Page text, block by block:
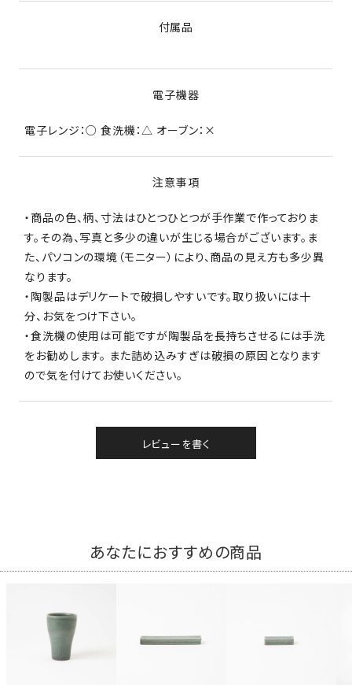
付属品
電子機器
電子レンジ：○ 食洗機：△ オーブン：×
注意事項
・商品の色、柄、寸法はひとつひとつが手作業で作っておりま
す。その為、写真と多少の違いが生じる場合がございます。ま
た、パソコンの環境（モニター）により、商品の見え方も多少異
なります。
・陶製品はデリケートで破損しやすいです。取り扱いには十
分、お気をつけ下さい。
・食洗機の使用は可能ですが陶製品を長持ちさせるには手洗
をお勧めします。 また詰め込みすぎは破損の原因となります
ので気を付けてお使いください。
レビューを書く
あなたにおすすめの商品